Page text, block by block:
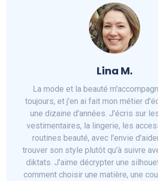
Lina M.
La mode et la beauté
toujours, et j'en ai fait mon métier
une dizaine d'années. J'écris sur
vestimentaires, la lingerie, les
routines beauté, avec l'envie
trouver son style plutôt qu'à suivre
diktats. J'aime décrypter une
comment choisir une matière, une